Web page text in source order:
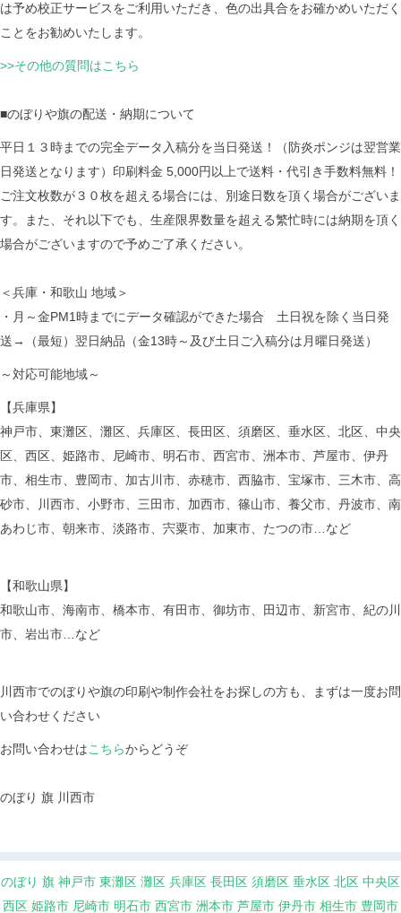
は予め校正サービスをご利用いただき、色の出具合をお確かめいただく
ことをお勧めいたします。
>>その他の質問はこちら
■のぼりや旗の配送・納期について
平日１３時までの完全データ入稿分を当日発送！（防炎ポンジは翌営業
日発送となります）印刷料金 5,000円以上で送料・代引き手数料無料！
ご注文枚数が３０枚を超える場合には、別途日数を頂く場合がございま
す。また、それ以下でも、生産限界数量を超える繁忙時には納期を頂く
場合がございますので予めご了承ください。
＜兵庫・和歌山 地域＞
・月～金PM1時までにデータ確認ができた場合 土日祝を除く当日発
送→（最短）翌日納品（金13時～及び土日ご入稿分は月曜日発送）
～対応可能地域～
【兵庫県】
神戸市、東灘区、灘区、兵庫区、長田区、須磨区、垂水区、北区、中央
区、西区、姫路市、尼崎市、明石市、西宮市、洲本市、芦屋市、伊丹
市、相生市、豊岡市、加古川市、赤穂市、西脇市、宝塚市、三木市、高
砂市、川西市、小野市、三田市、加西市、篠山市、養父市、丹波市、南
あわじ市、朝来市、淡路市、宍粟市、加東市、たつの市…など
【和歌山県】
和歌山市、海南市、橋本市、有田市、御坊市、田辺市、新宮市、紀の川
市、岩出市…など
川西市でのぼりや旗の印刷や制作会社をお探しの方も、まずは一度お問
い合わせください
お問い合わせはこちらからどうぞ
のぼり 旗 川西市
のぼり 旗 神戸市 東灘区 灘区 兵庫区 長田区 須磨区 垂水区 北区 中央区
西区 姫路市 尼崎市 明石市 西宮市 洲本市 芦屋市 伊丹市 相生市 豊岡市